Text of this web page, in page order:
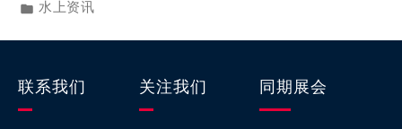
水上资讯
联系我们 关注我们 同期展会